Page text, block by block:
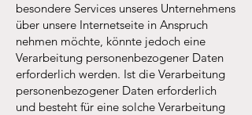
besondere Services unseres Unternehmens
über unsere Internetseite in Anspruch
nehmen möchte, könnte jedoch eine
Verarbeitung personenbezogener Daten
erforderlich werden. Ist die Verarbeitung
personenbezogener Daten erforderlich
und besteht für eine solche Verarbeitung